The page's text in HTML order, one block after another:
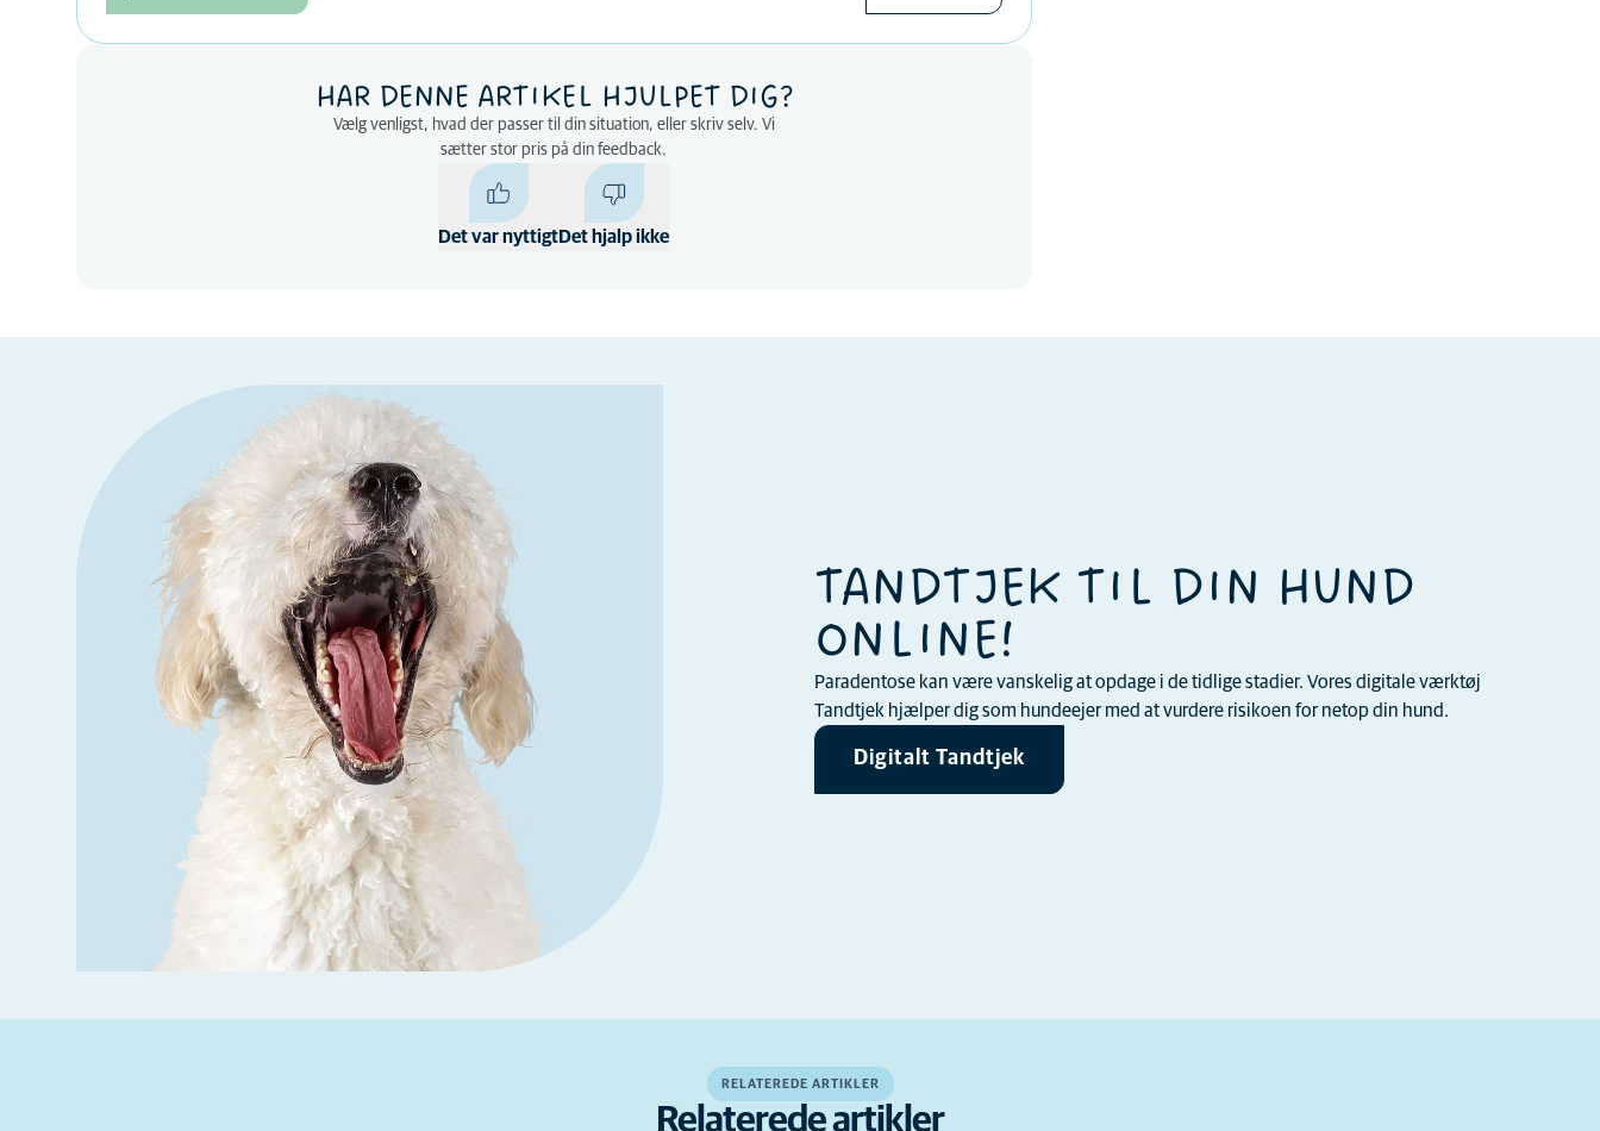
HAR DENNE ARTIKEL HJULPET DIG?
Vælg venligst, hvad der passer til din situation, eller skriv selv. Vi
sætter stor pris på din feedback.
Det var nyttigtDet hjalp ikke
TANDTJEK TIL DIN HUND
ONLINE!
Paradentose kan være vanskelig at opdage i de tidlige stadier. Vores digitale værktøj
Tandtjek hjælper dig som hundeejer med at vurdere risikoen for netop din hund.
Digitalt Tandtjek
RELATEREDE ARTIKLER
Relaterede artikler